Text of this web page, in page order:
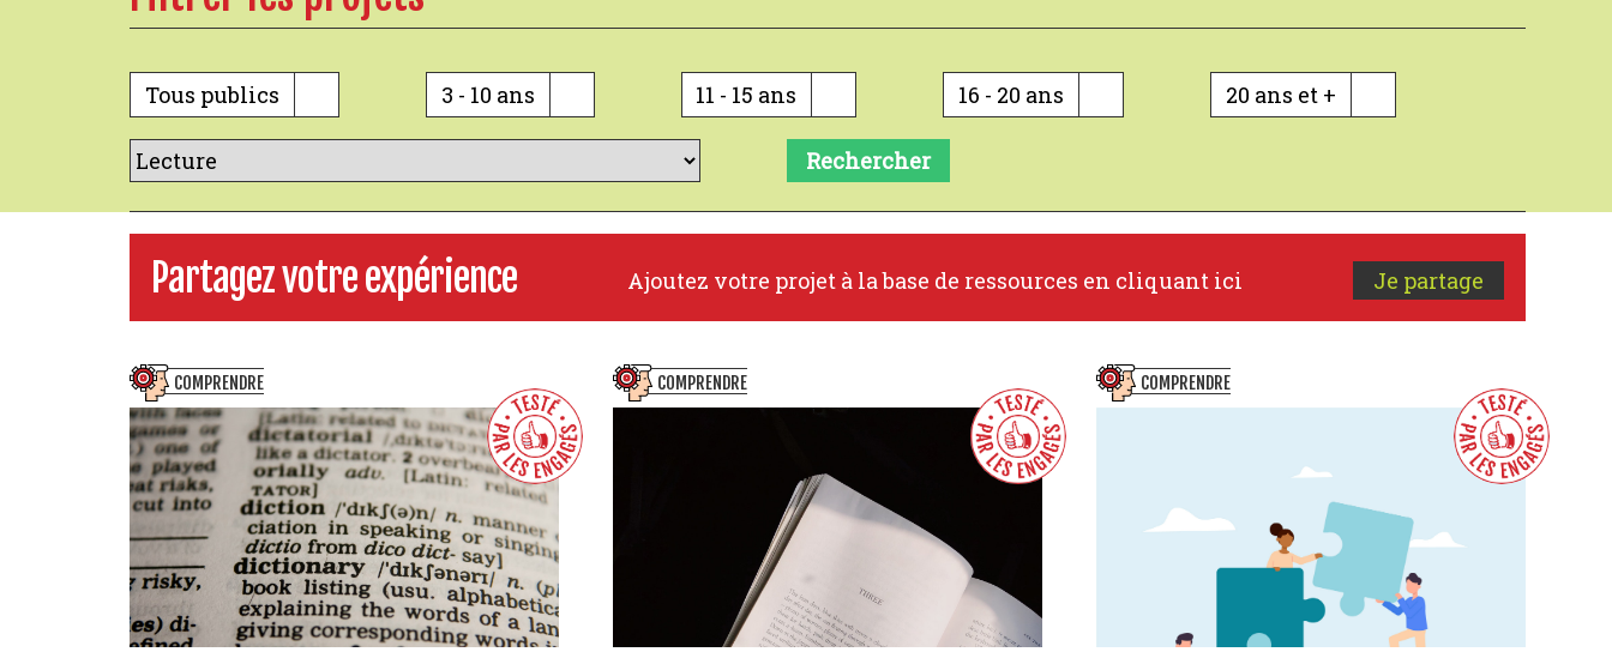
Tous publics 3 - 10 ans 11 - 15 ans 16 - 20 ans 20 ans et +
Rechercher
Partagez votre expérience Ajoutez votre projet à la base de ressources en cliquant ici Je partage
COMPRENDRE COMPRENDRE COMPRENDRE